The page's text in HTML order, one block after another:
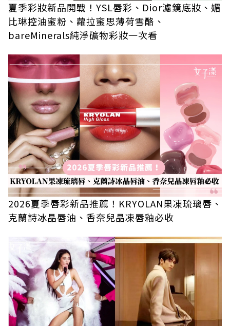
夏季彩妝新品開戰！YSL唇彩、Dior濾鏡底妝、媚
比琳控油蜜粉、蘿拉蜜思薄荷雪酪、
bareMinerals純淨礦物彩妝一次看
2026夏季唇彩新品推薦！KRYOLAN果凍琉璃唇、
克蘭詩冰晶唇油、香奈兒晶凍唇釉必收